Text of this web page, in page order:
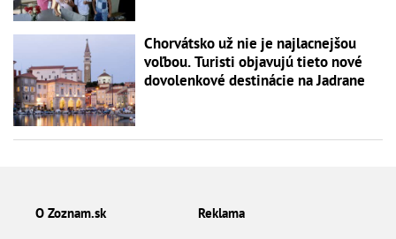
Chorvátsko už nie je najlacnejšou
voľbou. Turisti objavujú tieto nové
dovolenkové destinácie na Jadrane
O Zoznam.sk Reklama